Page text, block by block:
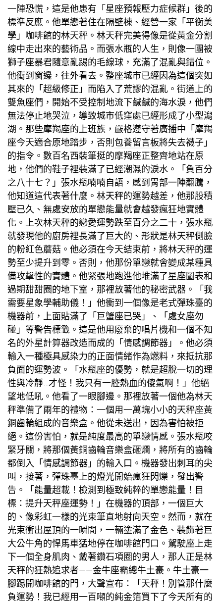
一陣恐慌，這是他患有「星座預報壓力症候群」後的
標準反應。他單戀著住在隔壁棟、經營一家「平衡美
學」咖啡館的林天秤。林天秤完美得像是從黃金分割
線中走出來的藝術品。而張水瓶的人生，則像一團被
獅子座暴君隨意亂踢的毛線球，充滿了混亂與錯位。
他衝到窗邊，往外看去。整座城市已經因為這個突如
其來的「超級修正」而陷入了荒謬的混亂。街道上的
雙魚座們，開始不受控制地流下鹹鹹的海水淚，他們
無法停止地哭泣，導致城市低窪處已經形成了小型潟
湖。那些摩羯座的上班族，嚴格遵守著廣播中「摩羯
座今天適合原地踏步，否則 包養留言板將失去襪子」
的指令。數百名西裝筆挺的摩羯座正整齊地站在原
地，他們的鞋子裡裝滿了已經潮濕的淚水。「負百分
之八十七？」張水瓶喃喃自語，感到胃部一陣翻騰，
他知道這代表著什麼。林天秤的運勢越差，他那股積
壓已久、無處安放的單戀能量就會越發瘋狂地實體
化。上次林天秤的戀愛運勢跌至百分之二十，張水瓶
就發現他的廚房裡長滿了巨大的、形狀是林天秤側臉
的粉紅色蘑菇。他必須在今天結束前，將林天秤的運
勢至少提升到零。否則，他那份單戀就會變成某種具
備攻擊性的實體。他緊張地跑進他堆滿了星座圖表和
過期甜甜圈的地下室，那裡放著他的秘密武器。「我
需要星象學輔助儀！」他衝到一個像是老式彈珠臺的
機器前，上面貼滿了「巨蟹座已哭」、「處女座勿
碰」等警告標籤。這是他用廢棄的唱片機和一個不知
名的外星計算器改造而成的「情感調節器」。他必須
輸入一種極具感染力的正面情緒作為燃料，來抵抗那
負面的運勢波。「水瓶座的優勢，就是超脫一切的理
性與冷靜…才怪！我只有一腔熱血的傻氣啊！」他絕
望地低吼。他看了一眼腳邊。那裡放著一個他為林天
秤準備了兩年的禮物：一個用一萬塊小小的天秤座黃
銅齒輪組成的音樂盒。他從未送出，因為害怕被拒
絕。這份害怕，就是純度最高的單戀情感。張水瓶咬
緊牙關，將那個黃銅齒輪音樂盒砸爛，將所有的齒輪
都倒入「情感調節器」的輸入口。機器發出刺耳的尖
叫，接著，彈珠臺上的燈光開始瘋狂閃爍，發出警
告。「能量超載！檢測到極致純粹的單戀能量！目
標：提升天秤座運勢！」在機器的頂部，一個巨大
的、像彩虹一樣的光束筆直地射向天空。然而，就在
光束衝出屋頂的一瞬間，一輛塗滿了金色、裝飾著巨
大公牛角的悍馬車猛地停在咖啡館門口。駕駛座上走
下一個全身肌肉、戴著鑽石項圈的男人，那人正是林
天秤的狂熱追求者——金牛座霸總牛土豪。牛土豪一
腳踢開咖啡館的門，大聲宣布：「天秤！別管那什麼
負運勢！我已經用一百噸的純金箔買下了今天所有的